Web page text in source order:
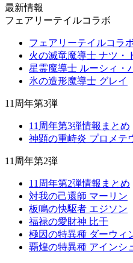
最新情報
フェアリーテイルコラボ
フェアリーテイルコラ
火の滅竜魔導士 ナツ・
星霊魔導士 ルーシィ・
氷の造形魔導士 グレイ
11周年第3弾
11周年第3弾情報まとめ
神顕の重峙炎 プロメテ
11周年第2弾
11周年第2弾情報まとめ
対我の己還師 マーリン
板鳴の快駆者 エジソン
福禄の愛財神 比干
極因の特異種 ダーウィ
覇煌の特異種 アインシ